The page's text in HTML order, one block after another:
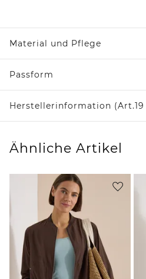
Material und Pflege
Passform
Herstellerinformation (Art.19
Ähnliche Artikel